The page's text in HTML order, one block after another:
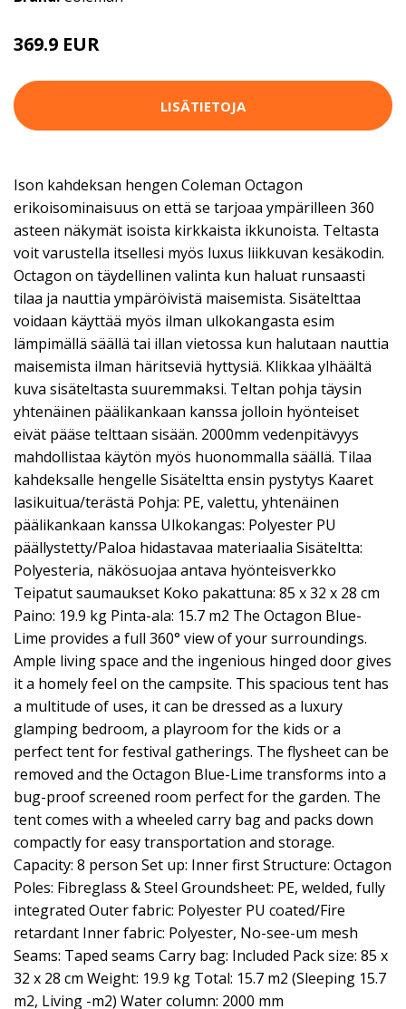
369.9 EUR
LISÄTIETOJA
Ison kahdeksan hengen Coleman Octagon
erikoisominaisuus on että se tarjoaa ympärilleen 360
asteen näkymät isoista kirkkaista ikkunoista. Teltasta
voit varustella itsellesi myös luxus liikkuvan kesäkodin.
Octagon on täydellinen valinta kun haluat runsaasti
tilaa ja nauttia ympäröivistä maisemista. Sisätelttaa
voidaan käyttää myös ilman ulkokangasta esim
lämpimällä säällä tai illan vietossa kun halutaan nauttia
maisemista ilman häritseviä hyttysiä. Klikkaa ylhäältä
kuva sisäteltasta suuremmaksi. Teltan pohja täysin
yhtenäinen päälikankaan kanssa jolloin hyönteiset
eivät pääse telttaan sisään. 2000mm vedenpitävyys
mahdollistaa käytön myös huonommalla säällä. Tilaa
kahdeksalle hengelle Sisäteltta ensin pystytys Kaaret
lasikuitua/terästä Pohja: PE, valettu, yhtenäinen
päälikankaan kanssa Ulkokangas: Polyester PU
päällystetty/Paloa hidastavaa materiaalia Sisäteltta:
Polyesteria, näkösuojaa antava hyönteisverkko
Teipatut saumaukset Koko pakattuna: 85 x 32 x 28 cm
Paino: 19.9 kg Pinta-ala: 15.7 m2 The Octagon Blue-
Lime provides a full 360° view of your surroundings.
Ample living space and the ingenious hinged door gives
it a homely feel on the campsite. This spacious tent has
a multitude of uses, it can be dressed as a luxury
glamping bedroom, a playroom for the kids or a
perfect tent for festival gatherings. The flysheet can be
removed and the Octagon Blue-Lime transforms into a
bug-proof screened room perfect for the garden. The
tent comes with a wheeled carry bag and packs down
compactly for easy transportation and storage.
Capacity: 8 person Set up: Inner first Structure: Octagon
Poles: Fibreglass & Steel Groundsheet: PE, welded, fully
integrated Outer fabric: Polyester PU coated/Fire
retardant Inner fabric: Polyester, No-see-um mesh
Seams: Taped seams Carry bag: Included Pack size: 85 x
32 x 28 cm Weight: 19.9 kg Total: 15.7 m2 (Sleeping 15.7
m2, Living -m2) Water column: 2000 mm